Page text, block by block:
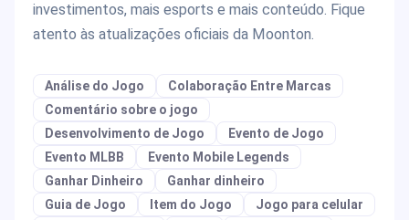
investimentos, mais esports e mais conteúdo. Fique
atento às atualizações oficiais da Moonton.
Análise do Jogo
Colaboração Entre Marcas
Comentário sobre o jogo
Desenvolvimento de Jogo
Evento de Jogo
Evento MLBB
Evento Mobile Legends
Ganhar Dinheiro
Ganhar dinheiro
Guia de Jogo
Item do Jogo
Jogo para celular